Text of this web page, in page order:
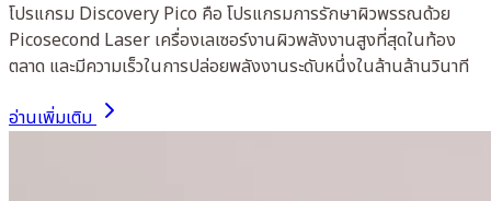
โปรแกรม Discovery Pico คือ โปรแกรมการรักษาผิวพรรณด้วย
Picosecond Laser เครื่องเลเซอร์งานผิวพลังงานสูงที่สุดในท้อง
ตลาด และมีความเร็วในการปล่อยพลังงานระดับหนึ่งในล้านล้านวินาที
อ่านเพิ่มเติม